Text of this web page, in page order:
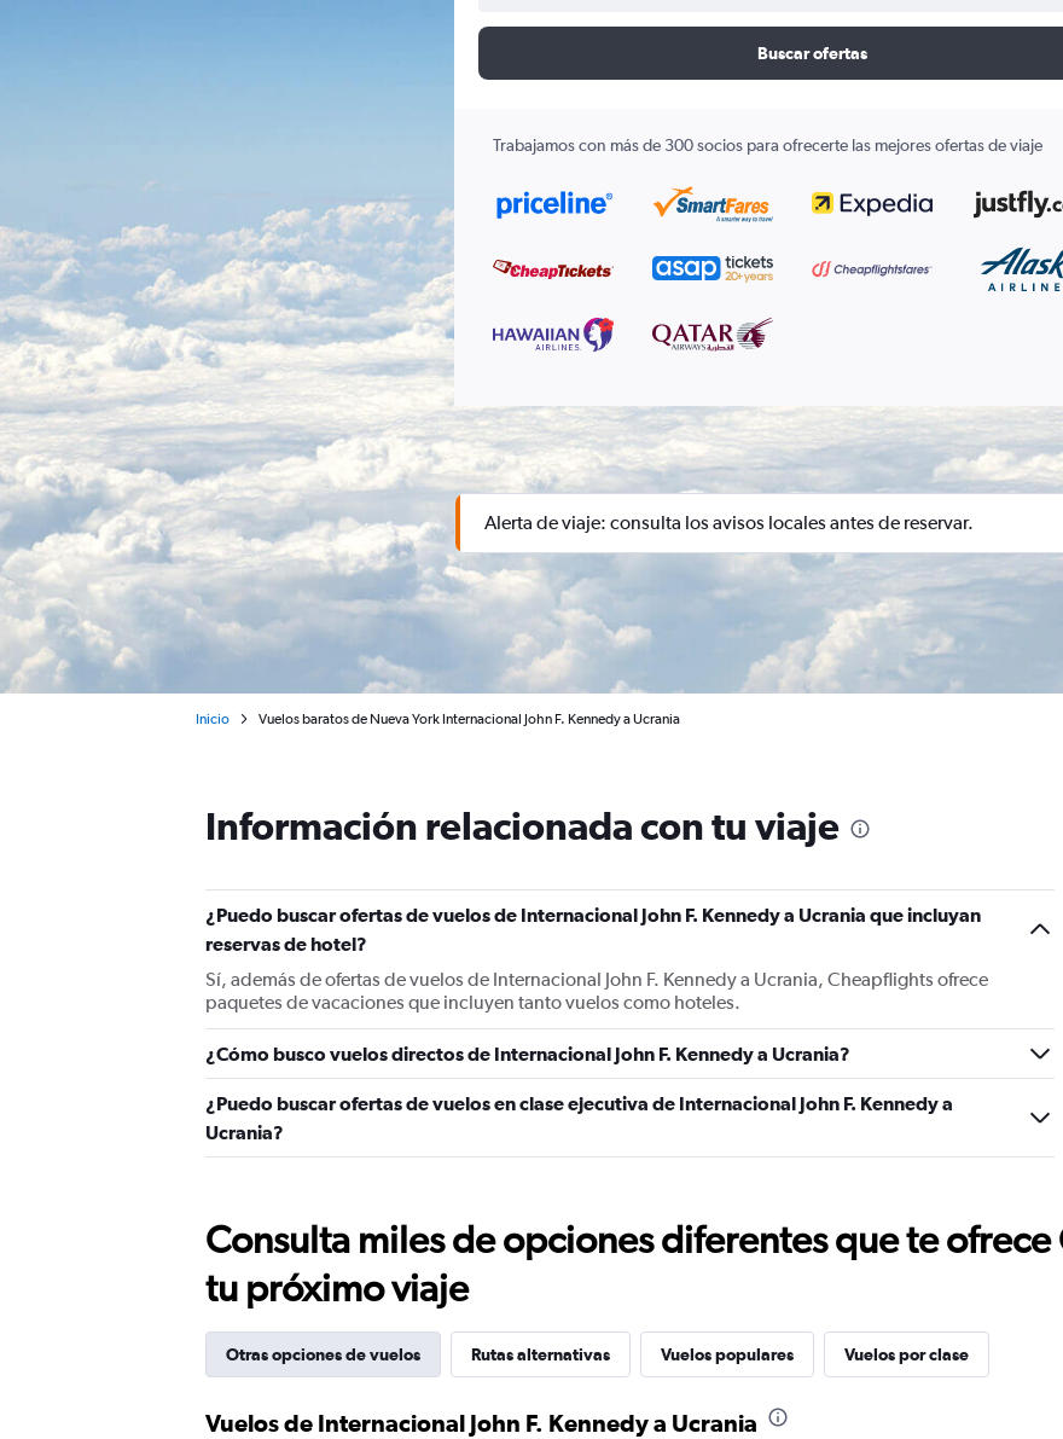
Buscar ofertas
Trabajamos con más de 300 socios para ofrecerte las mejores ofertas de viaje
Alerta de viaje: consulta los avisos locales antes de reservar.
Inicio Vuelos baratos de Nueva York Internacional John F. Kennedy a Ucrania
Información relacionada con tu viaje
¿Puedo buscar ofertas de vuelos de Internacional John F. Kennedy a Ucrania que incluyan
reservas de hotel?
Sí, además de ofertas de vuelos de Internacional John F. Kennedy a Ucrania, Cheapflights ofrece
paquetes de vacaciones que incluyen tanto vuelos como hoteles.
¿Cómo busco vuelos directos de Internacional John F. Kennedy a Ucrania?
¿Puedo buscar ofertas de vuelos en clase ejecutiva de Internacional John F. Kennedy a
Ucrania?
Consulta miles de opciones diferentes que te
tu próximo viaje
Otras opciones de vuelos Rutas alternativas Vuelos populares Vuelos por clase
Vuelos de Internacional John F. Kennedy a Ucrania